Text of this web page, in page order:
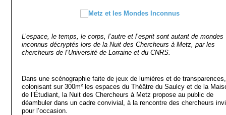
L’espace, le temps, le corps, l’autre et l’esprit sont autant de mondes
inconnus décryptés lors de la Nuit des Chercheurs à Metz, par les
chercheurs de l’Université de Lorraine et du CNRS.
Dans une scénographie faite de jeux de lumières et de transparences,
colonisant sur 300m² les espaces du Théâtre du Saulcy et de la
de l’Étudiant, la Nuit des Chercheurs à Metz propose au public de
déambuler dans un cadre convivial, à la rencontre des chercheurs
pour l’occasion.